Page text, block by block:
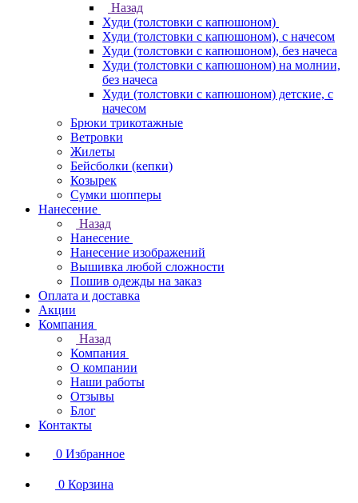
Назад
Худи (толстовки с капюшоном)
Худи (толстовки c капюшоном), с начесом
Худи (толстовки c капюшоном), без начеса
Худи (толстовки с капюшоном) на молнии,
без начеса
Худи (толстовки c капюшоном) детские, с
начесом
Брюки трикотажные
Ветровки
Жилеты
Бейсболки (кепки)
Козырек
Сумки шопперы
Нанесение
Назад
Нанесение
Нанесение изображений
Вышивка любой сложности
Пошив одежды на заказ
Оплата и доставка
Акции
Компания
Назад
Компания
О компании
Наши работы
Отзывы
Блог
Контакты
0 Избранное
0 Корзина